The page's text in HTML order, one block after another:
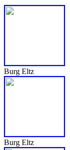
Burg Eltz
Burg Eltz